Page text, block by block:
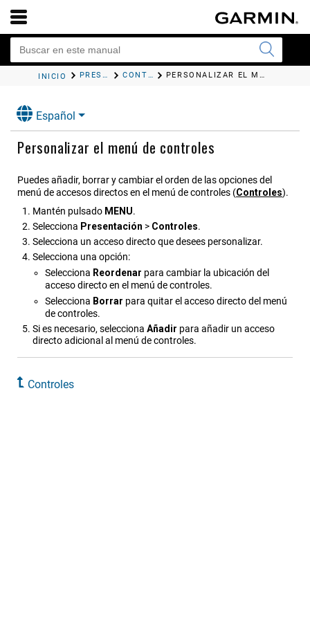
INICIO PRESENTACIÓN CONTROLES PERSONALIZAR EL MENÚ DE CONTROLES
Español
Personalizar el menú de controles
Puedes añadir, borrar y cambiar el orden de las opciones del
menú de accesos directos en el menú de controles (Controles).
Mantén pulsado MENU.
Selecciona Presentación > Controles.
Selecciona un acceso directo que desees personalizar.
Selecciona una opción:
Selecciona Reordenar para cambiar la ubicación del
acceso directo en el menú de controles.
Selecciona Borrar para quitar el acceso directo del menú
de controles.
Si es necesario, selecciona Añadir para añadir un acceso
directo adicional al menú de controles.
Controles